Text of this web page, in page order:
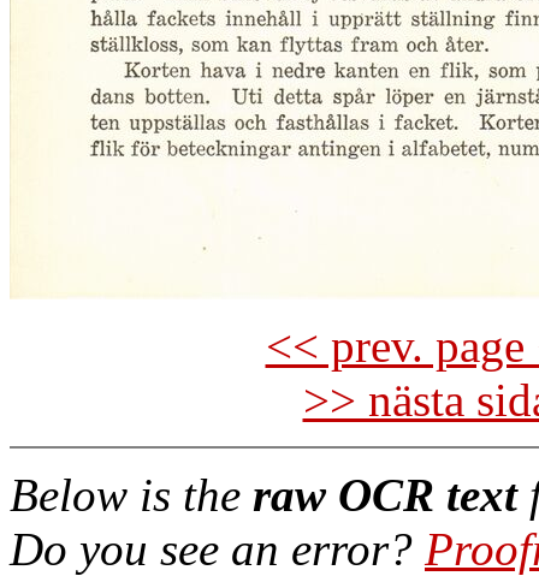
<< prev.
>> nästa
Below is the raw OCR text
Do you see an error?